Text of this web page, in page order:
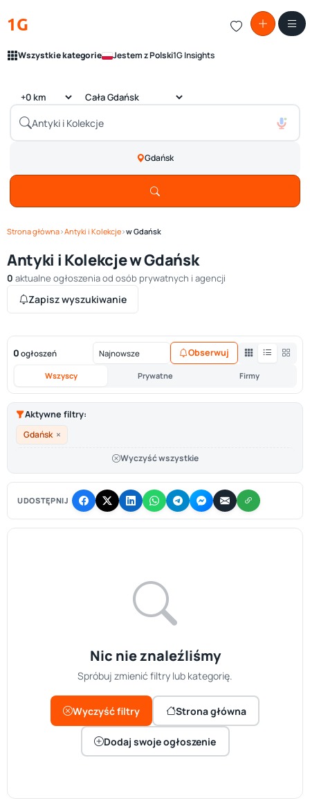
1G
Wszystkie kategorie Jestem z Polski1G Insights
Gdańsk
Strona główna›Antyki i Kolekcje›w Gdańsk
Antyki i Kolekcje w Gdańsk
0 aktualne ogłoszenia od osób prywatnych i agencji
Zapisz wyszukiwanie
0 ogłoszeń
Wszyscy Prywatne Firmy
Obserwuj
Aktywne filtry:
Gdańsk ×
Wyczyść wszystkie
UDOSTĘPNIJ
Nic nie znaleźliśmy
Spróbuj zmienić filtry lub kategorię.
Wyczyść filtry Strona główna
Dodaj swoje ogłoszenie